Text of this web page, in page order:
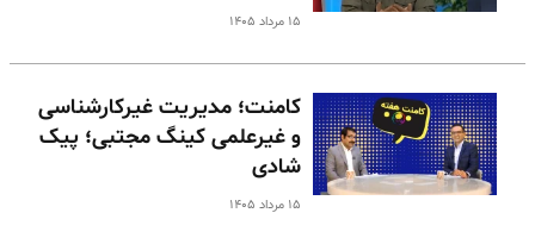
۱۵ مرداد ۱۴۰۵
کامنت؛ مدیریت غیرکارشناسی
و غیرعلمی کینگ مجتبی؛ پیک
شادی
۱۵ مرداد ۱۴۰۵